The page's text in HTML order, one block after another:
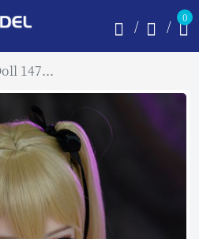
0
AXB Doll 147cm Aカップ+G53ヘッド marie roseコスプレ フルシリコン製 等身大リアルラブドール